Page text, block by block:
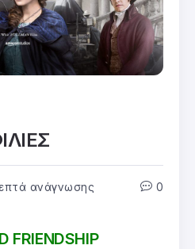
ανάγνωσης 0
FRIENDSHIP